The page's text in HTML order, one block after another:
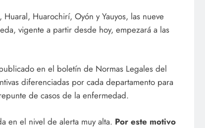
Huarochirí, Oyón y Yauyos, las nueve
vigente a partir desde hoy, empezará a las
en el boletín de Normas Legales del
diferenciadas por cada departamento para
de casos de la enfermedad.
en el nivel de alerta muy alta. Por este motivo